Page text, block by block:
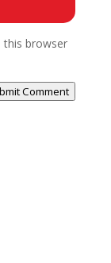
this browser
Comment